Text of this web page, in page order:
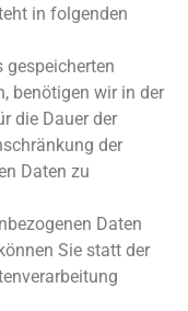
in folgenden
gespeicherten
benötigen wir in der
die Dauer der
der
Daten zu
Daten
Sie statt der